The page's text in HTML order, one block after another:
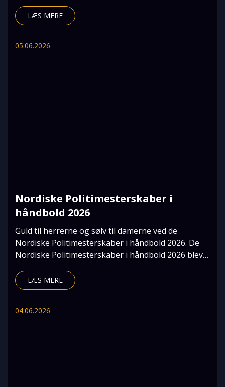
LÆS MERE
05.06.2026
Nordiske Politimesterskaber i
håndbold 2026
Guld til herrerne og sølv til damerne ved de
Nordiske Politimesterskaber i håndbold 2026. De
Nordiske Politimesterskaber i håndbold 2026 blev
LÆS MERE
04.06.2026